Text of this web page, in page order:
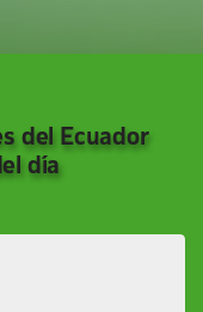
del Ecuador
día